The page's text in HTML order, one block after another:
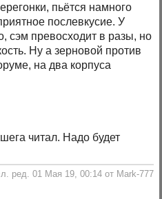
пьётся намного
послевкусие. У
сэм превосходит в разы, но
Ну а зерновой против
на два корпуса
читал. Надо будет
ред. 01 Мая 19, 00:14 от Mark-777